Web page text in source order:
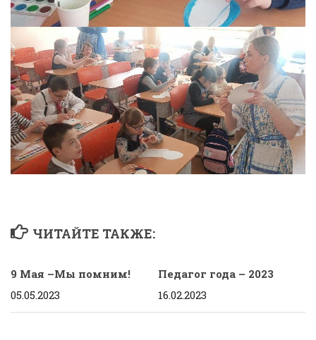
ЧИТАЙТЕ ТАКЖЕ:
9 Мая –Мы помним!
05.05.2023
Педагог года – 2023
16.02.2023